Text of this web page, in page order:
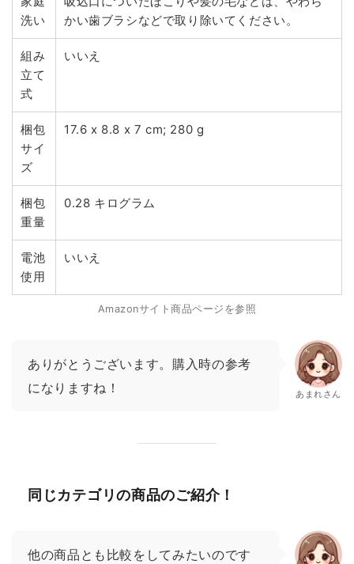
洗い
かい歯ブラシなどで取り除いてください。
組み
立て
式
いいえ
梱包
サイ
ズ
17.6 x 8.8 x 7 cm; 280 g
梱包
重量
0.28 キログラム
電池
使用
いいえ
Amazonサイト商品ページを参照
ありがとうございます。購入時の参考
になりますね！
あまれさん
同じカテゴリの商品のご紹介！
他の商品とも比較をしてみたいのです